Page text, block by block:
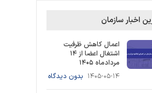
اخبار سازمان
اعمال کاهش ظرفیت
اشتغال اعضا از ۱۴
مردادماه ۱۴۰۵
۱۴۰۵-۰۵-۱۴ بدون دیدگاه